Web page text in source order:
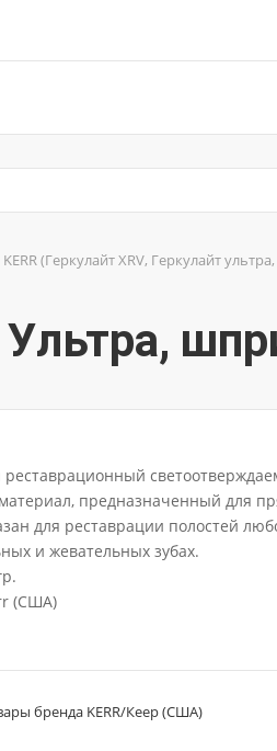
KERR (Геркулайт XRV, Геркулайт
реставрационный
предназначенный для
для реставрации полостей
и жевательных зубах.
(США)
бренда KERR/Кеер (США)